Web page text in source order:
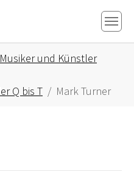
und Künstler
Q bis T Mark Turner